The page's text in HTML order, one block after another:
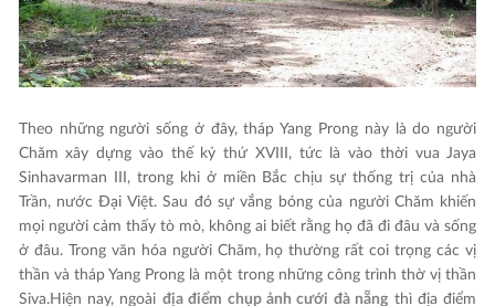
Theo những người sống ở đây, tháp Yang Prong này là do người
Chăm xây dựng vào thế kỷ thứ XVIII, tức là vào thời vua Jaya
Sinhavarman III, trong khi ở miền Bắc chịu sự thống trị của nhà
Trần, nước Đại Việt. Sau đó sự vắng bóng của người Chăm khiến
mọi người cảm thấy tò mò, không ai biết rằng họ đã đi đâu và sống
ở đâu. Trong văn hóa người Chăm, họ thường rất coi trọng các vị
thần và tháp Yang Prong là một trong những công trình thờ vị thần
Siva.Hiện nay, ngoài địa điểm chụp ảnh cưới đà nẵng thì địa điểm